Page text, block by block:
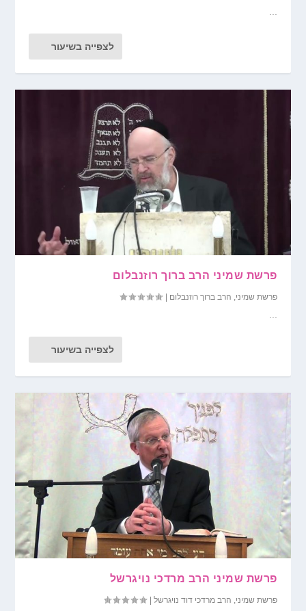
...
לצפייה בשיעור
פרשת שמיני הרב ברוך רוזנבלום
פרשת שמיני, הרב ברוך רוזנבלום |
...
לצפייה בשיעור
פרשת שמיני הרב מרדכי נויגרשל
פרשת שמיני, הרב מרדכי דוד נויגרשל |